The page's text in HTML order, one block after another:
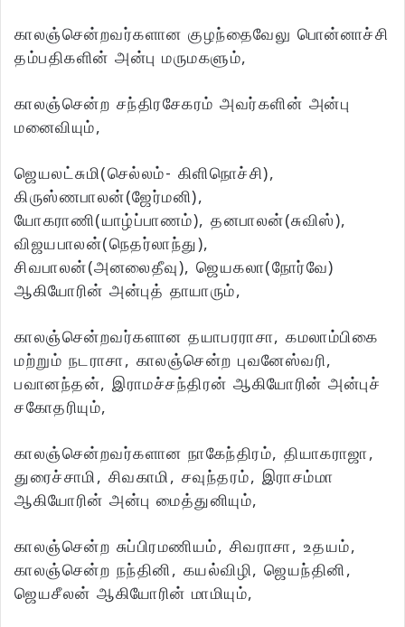
காலஞ்சென்றவர்களான குழந்தைவேலு பொன்னாச்சி
தம்பதிகளின் அன்பு மருமகளும்,
காலஞ்சென்ற சந்திரசேகரம் அவர்களின் அன்பு
மனைவியும்,
ஜெயலட்சுமி(செல்லம்- கிளிநொச்சி),
கிருஸ்ணபாலன்(ஜேர்மனி),
யோகராணி(யாழ்ப்பாணம்), தனபாலன்(சுவிஸ்),
விஜயபாலன்(நெதர்லாந்து),
சிவபாலன்(அனலைதீவு), ஜெயகலா(நோர்வே)
ஆகியோரின் அன்புத் தாயாரும்,
காலஞ்சென்றவர்களான தயாபரராசா, கமலாம்பிகை
மற்றும் நடராசா, காலஞ்சென்ற புவனேஸ்வரி,
பவானந்தன், இராமச்சந்திரன் ஆகியோரின் அன்புச்
சகோதரியும்,
காலஞ்சென்றவர்களான நாகேந்திரம், தியாகராஜா,
துரைச்சாமி, சிவகாமி, சவுந்தரம், இராசம்மா
ஆகியோரின் அன்பு மைத்துனியும்,
காலஞ்சென்ற சுப்பிரமணியம், சிவராசா, உதயம்,
காலஞ்சென்ற நந்தினி, கயல்விழி, ஜெயந்தினி,
ஜெயசீலன் ஆகியோரின் மாமியும்,